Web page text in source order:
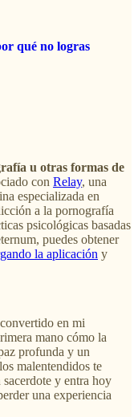
qué no logras
u otras formas de
con Relay, una
especializada en
a la pornografía
psicológicas basadas
puedes obtener
la aplicación y
en mi
mano cómo la
profunda y un
malentendidos te
y entra hoy
una experiencia